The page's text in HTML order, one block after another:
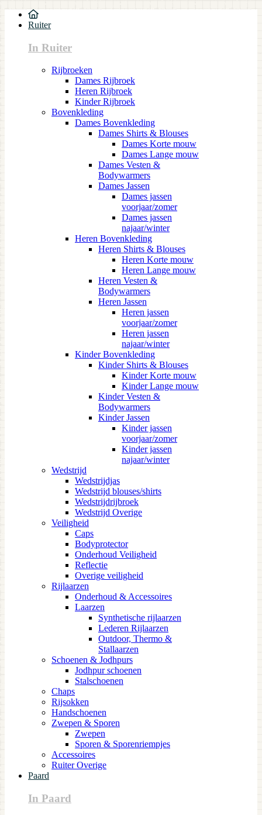
Ruiter
In Ruiter
Rijbroeken
Dames Rijbroek
Heren Rijbroek
Kinder Rijbroek
Bovenkleding
Dames Bovenkleding
Dames Shirts & Blouses
Dames Korte mouw
Dames Lange mouw
Dames Vesten &
Bodywarmers
Dames Jassen
Dames jassen
voorjaar/zomer
Dames jassen
najaar/winter
Heren Bovenkleding
Heren Shirts & Blouses
Heren Korte mouw
Heren Lange mouw
Heren Vesten &
Bodywarmers
Heren Jassen
Heren jassen
voorjaar/zomer
Heren jassen
najaar/winter
Kinder Bovenkleding
Kinder Shirts & Blouses
Kinder Korte mouw
Kinder Lange mouw
Kinder Vesten &
Bodywarmers
Kinder Jassen
Kinder jassen
voorjaar/zomer
Kinder jassen
najaar/winter
Wedstrijd
Wedstrijdjas
Wedstrijd blouses/shirts
Wedstrijdrijbroek
Wedstrijd Overige
Veiligheid
Caps
Bodyprotector
Onderhoud Veiligheid
Reflectie
Overige veiligheid
Rijlaarzen
Onderhoud & Accessoires
Laarzen
Synthetische rijlaarzen
Lederen Rijlaarzen
Outdoor, Thermo &
Stallaarzen
Schoenen & Jodhpurs
Jodhpur schoenen
Stalschoenen
Chaps
Rijsokken
Handschoenen
Zwepen & Sporen
Zwepen
Sporen & Sporenriempjes
Accessoires
Ruiter Overige
Paard
In Paard